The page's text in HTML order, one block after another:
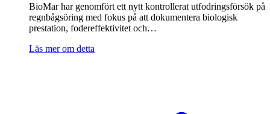
BioMar har genomfört ett nytt kontrollerat utfodringsförsök på
regnbågsöring med fokus på att dokumentera biologisk
prestation, fodereffektivitet och…
Läs mer om detta